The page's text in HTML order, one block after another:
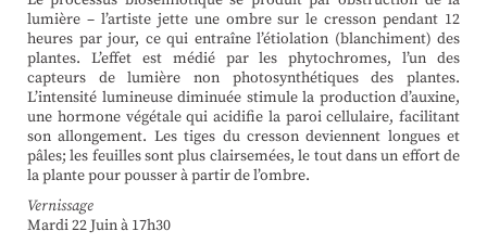
lumière – l’artiste jette une ombre sur le cresson pendant 12
heures par jour, ce qui entraîne l’étiolation (blanchiment) des
plantes. L’effet est médié par les phytochromes, l’un des
capteurs de lumière non photosynthétiques des plantes.
L’intensité lumineuse diminuée stimule la production d’auxine,
une hormone végétale qui acidifie la paroi cellulaire, facilitant
son allongement. Les tiges du cresson deviennent longues et
pâles; les feuilles sont plus clairsemées, le tout dans un effort de
la plante pour pousser à partir de l’ombre.
Vernissage
Mardi 22 Juin à 17h30